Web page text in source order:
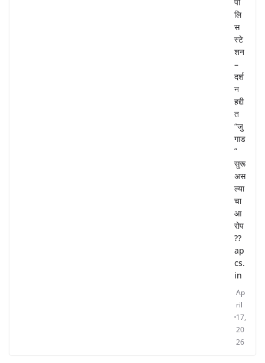
लि
स
स्टे
शन
–
दर्श
न
हद्दी
त
“जु
गाड
”
सुरू
अस
ल्या
चा
आ
रोप
??
ap
cs.
in
Ap
ril
17,
20
26